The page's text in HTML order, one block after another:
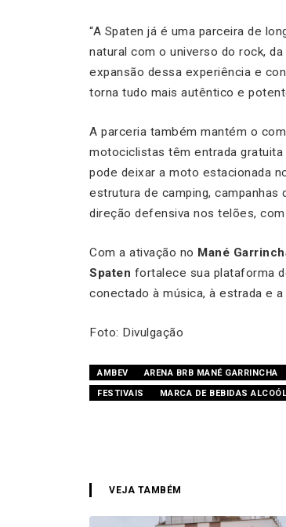
“A Spaten já é uma parceira de
natural com o universo do rock,
expansão dessa experiência e
torna tudo mais autêntico e
A parceria também mantém o
motociclistas têm entrada
pode deixar a moto estacionada
estrutura de camping,
direção defensiva nos telões,
Com a ativação no Mané
Spaten fortalece sua plataforma
conectado à música, à estrada e
Foto: Divulgação
AMBEV ARENA BRB MANÉ GARRINCHA
FESTIVAIS
MARCA DE BEBIDAS
VEJA TAMBÉM